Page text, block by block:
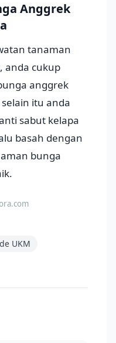
Anggrek
tanaman
anda cukup
anggrek
itu anda
sabut kelapa
basah dengan
bunga
UKM